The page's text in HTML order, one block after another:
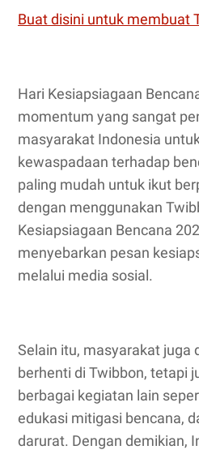
Buat disini untuk membuat
Hari Kesiapsiagaan
momentum yang sangat
masyarakat Indonesia
kewaspadaan terhadap
paling mudah untuk ikut
dengan menggunakan
Kesiapsiagaan Bencana
menyebarkan pesan
melalui media sosial.
Selain itu, masyarakat juga
berhenti di Twibbon, tetapi
berbagai kegiatan lain
edukasi mitigasi bencana,
darurat. Dengan demikian,